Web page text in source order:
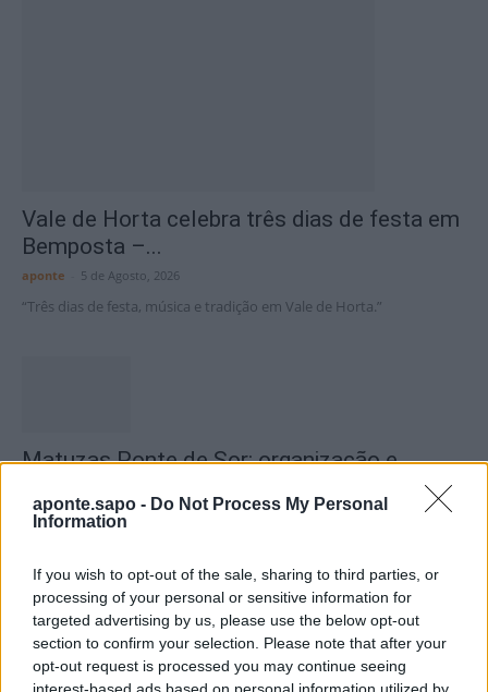
aponte.sapo - Do Not Process My Personal
Information
If you wish to opt-out of the sale, sharing to third parties, or
processing of your personal or sensitive information for
targeted advertising by us, please use the below opt-out
section to confirm your selection. Please note that after your
opt-out request is processed you may continue seeing
interest-based ads based on personal information utilized by
Vale de Horta celebra três dias de festa em
Bemposta –...
aponte 5 de Agosto, 2026
“Três dias de festa, música e tradição em Vale de Horta.”
Matuzas Ponte de Sor: organização e
4 de Agosto, 2026
Publicidade